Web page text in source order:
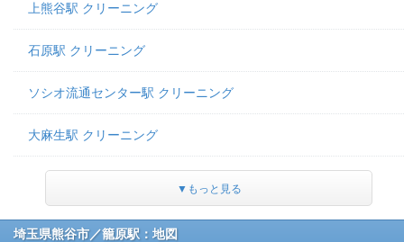
上熊谷駅 クリーニング
石原駅 クリーニング
ソシオ流通センター駅 クリーニング
大麻生駅 クリーニング
▼もっと見る
埼玉県熊谷市／籠原駅：地図